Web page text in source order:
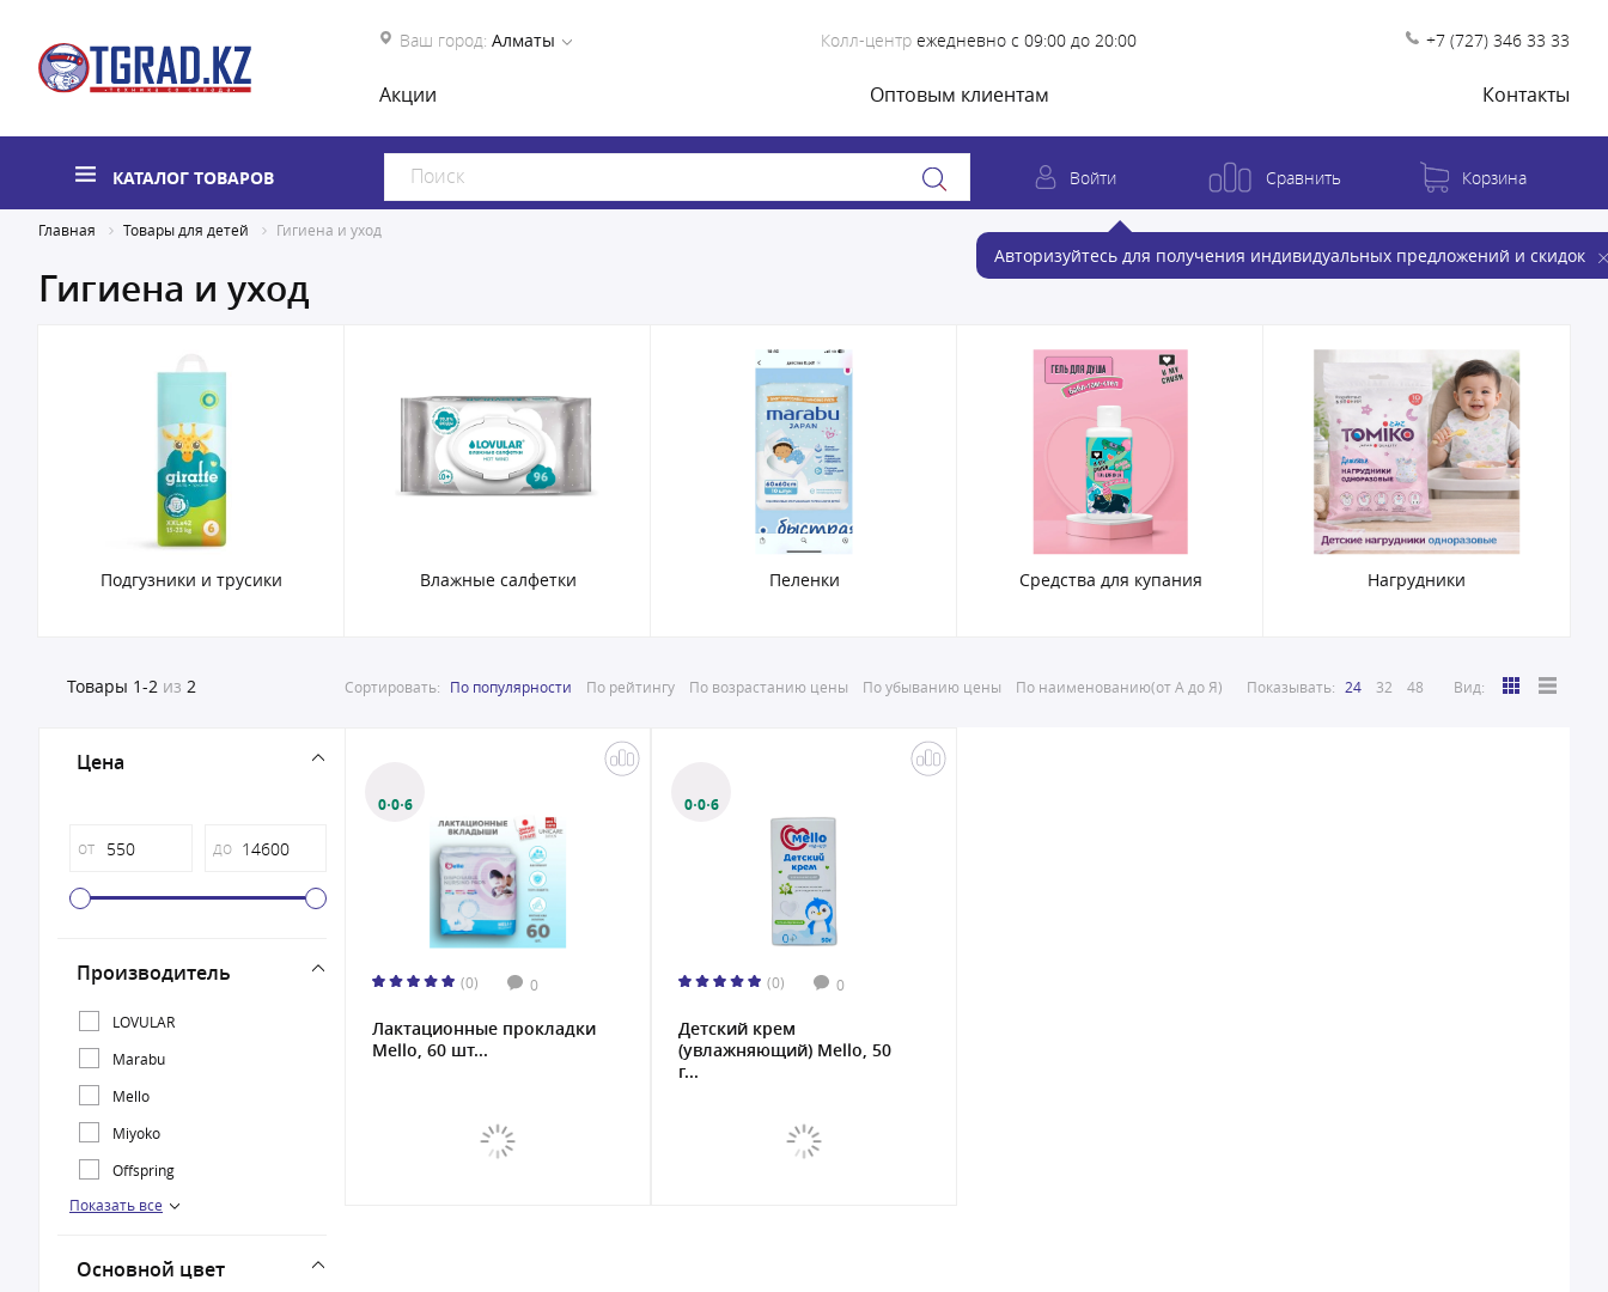
Ваш город: Алматы Колл-центр ежедневно с 09:00 до 20:00 +7 (727) 346 33 33
Акции Оптовым клиентам Контакты
КАТАЛОГ ТОВАРОВ Войти
Авторизуйтесь для получения индивидуальных предложений и скидок
Сравнить Корзина
Главная Товары для детей Гигиена и уход
Гигиена и уход
Подгузники и трусики Влажные салфетки Пеленки Средства для купания Нагрудники
Товары 1-2 из 2 Сортировать: По популярности По рейтингу По возрастанию цены По убыванию цены По наименованию(от А до Я) Показывать: 24 32 48 Вид:
Цена
от до
Производитель
LOVULAR
Marabu
Mello
Miyoko
Offspring
Seffy
TOMIKO
Показать все
Основной цвет
0·0·6
(0) 0
Лактационные прокладки
Mello, 60 шт...
0·0·6
(0) 0
Детский крем
(увлажняющий) Mello, 50
г...